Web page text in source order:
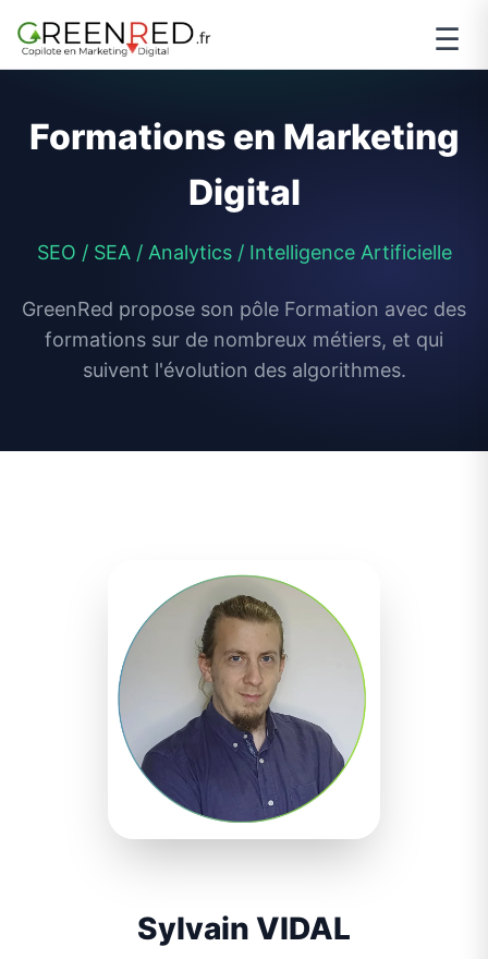
☰
Formations en Marketing
Digital
SEO / SEA / Analytics / Intelligence Artificielle
GreenRed propose son pôle Formation avec des
formations sur de nombreux métiers, et qui
suivent l'évolution des algorithmes.
Sylvain VIDAL